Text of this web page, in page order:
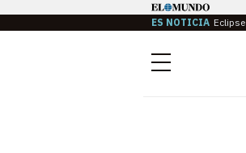
ES NOTICIA Eclipse
Menú